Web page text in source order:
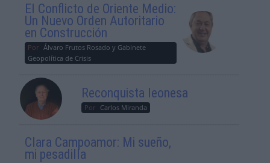
El Conflicto de Oriente Medio:
Un Nuevo Orden Autoritario
en Construcción
Por Álvaro Frutos Rosado y Gabinete
Geopolítica de Crisis
Reconquista leonesa
Por Carlos Miranda
Clara Campoamor: Mi sueño,
mi pesadilla